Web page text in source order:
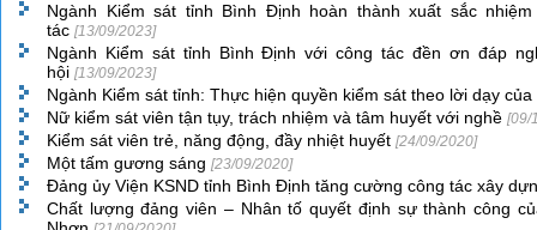
Ngành Kiểm sát tỉnh Bình Định hoàn thành xuất sắc
tác [13/09/2023]
Ngành Kiểm sát tỉnh Bình Định với công tác đền ơn đáp
hội [13/09/2023]
Ngành Kiểm sát tỉnh: Thực hiện quyền kiểm sát theo lời dạy
Nữ kiểm sát viên tận tụy, trách nhiệm và tâm huyết với nghề [09/
Kiểm sát viên trẻ, năng động, đầy nhiệt huyết [24/09/2020]
Một tấm gương sáng [23/09/2020]
Đảng ủy Viện KSND tỉnh Bình Định tăng cường công tác xây
Chất lượng đảng viên – Nhân tố quyết định sự thành công